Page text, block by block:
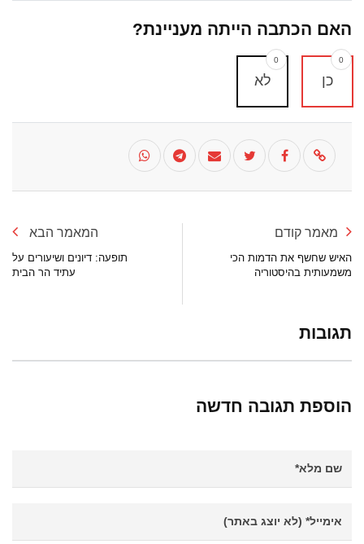
האם הכתבה הייתה מעניינת?
כן
0
לא
0
מאמר קודם
האיש שחשף את הדמות הכי
משמעותית בהיסטוריה
המאמר הבא
תופעה: דיונים ושיעורים על
עתיד הר הבית
תגובות
הוספת תגובה חדשה